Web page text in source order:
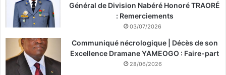
Général de Division Nabéré Honoré TRAORÉ
: Remerciements
03/07/2026
Communiqué nécrologique | Décès de son
Excellence Dramane YAMEOGO : Faire-part
28/06/2026